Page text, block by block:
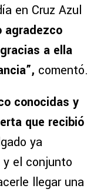
en Cruz Azul
agradezco
a ella
comentó.
conocidas y
que recibió
ya
y el conjunto
llegar una